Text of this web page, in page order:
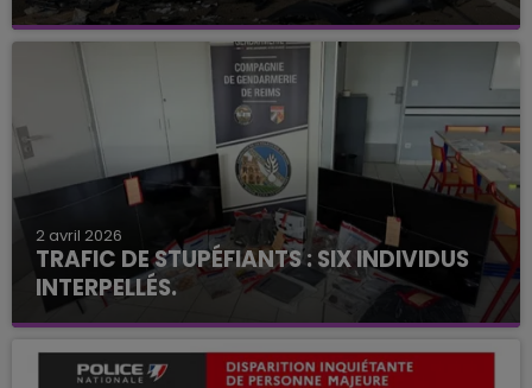
2 avril 2026
TRAFIC DE STUPÉFIANTS : SIX INDIVIDUS
INTERPELLÉS.